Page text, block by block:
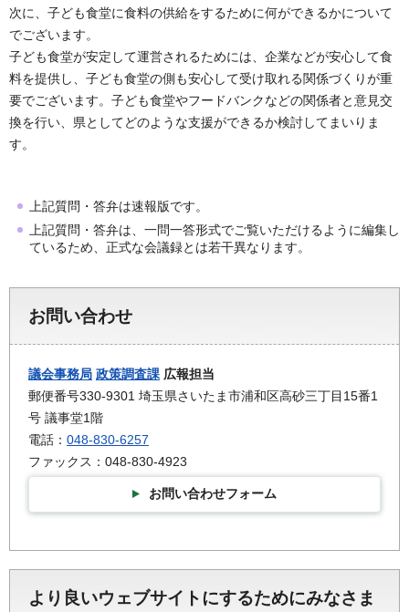
次に、子ども食堂に食料の供給をするために何ができるかについて
でございます。
子ども食堂が安定して運営されるためには、企業などが安心して食
料を提供し、子ども食堂の側も安心して受け取れる関係づくりが重
要でございます。子ども食堂やフードバンクなどの関係者と意見交
換を行い、県としてどのような支援ができるか検討してまいりま
す。
上記質問・答弁は速報版です。
上記質問・答弁は、一問一答形式でご覧いただけるように編集し
ているため、正式な会議録とは若干異なります。
お問い合わせ
議会事務局 政策調査課 広報担当
郵便番号330-9301 埼玉県さいたま市浦和区高砂三丁目15番1
号 議事堂1階
電話： 048-830-6257
ファックス：048-830-4923
お問い合わせフォーム
より良いウェブサイトにするためにみなさま